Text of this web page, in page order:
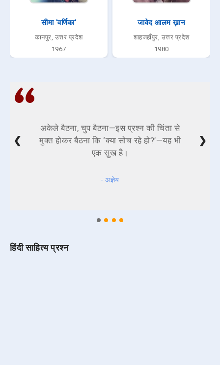
सीमा 'वर्णिका'
कानपुर, उत्तर प्रदेश
1967
जावेद आलम ख़ान
शाहजहाँपुर, उत्तर प्रदेश
1980
अकेले बैठना, चुप बैठना—इस प्रश्न की चिंता से
मुक्त होकर बैठना कि ‘क्या सोच रहे हो?’—यह भी
एक सुख है।
- अज्ञेय
❮ ❯
हिंदी साहित्य प्रश्न